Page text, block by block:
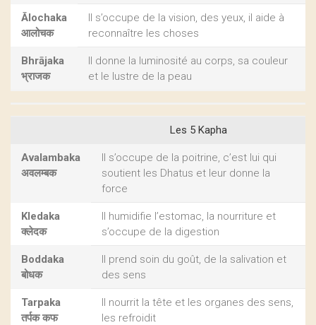
Ālochaka
आलोचक
Il s’occupe de la vision, des yeux, il aide à
reconnaître les choses
Bhrājaka
भ्राजक
Il donne la luminosité au corps, sa couleur
et le lustre de la peau
Les 5 Kapha
Avalambaka
अवलम्बक
Il s’occupe de la poitrine, c’est lui qui
soutient les Dhatus et leur donne la
force
Kledaka
क्लेदक
Il humidifie l’estomac, la nourriture et
s’occupe de la digestion
Boddaka
बोधक
Il prend soin du goût, de la salivation et
des sens
Tarpaka
तर्पक कफ
Il nourrit la tête et les organes des sens,
les refroidit